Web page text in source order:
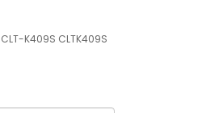
CLT-K409S CLTK409S